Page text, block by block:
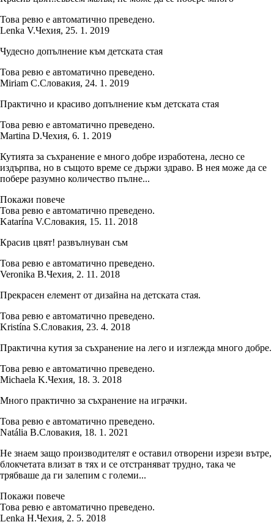
Това ревю е автоматично преведено.
Lenka V.Чехия, 25. 1. 2019
Чудесно допълнение към детската стая
Това ревю е автоматично преведено.
Miriam C.Словакия, 24. 1. 2019
Практично и красиво допълнение към детската стая
Това ревю е автоматично преведено.
Martina D.Чехия, 6. 1. 2019
Кутията за съхранение е много добре изработена, лесно се
издърпва, но в същото време се държи здраво. В нея може да се
побере разумно количество пълне...
Покажи повече
Това ревю е автоматично преведено.
Katarína V.Словакия, 15. 11. 2018
Красив цвят! развълнуван съм
Това ревю е автоматично преведено.
Veronika B.Чехия, 2. 11. 2018
Прекрасен елемент от дизайна на детската стая.
Това ревю е автоматично преведено.
Kristína S.Словакия, 23. 4. 2018
Практична кутия за съхранение на лего и изглежда много добре.
Това ревю е автоматично преведено.
Michaela K.Чехия, 18. 3. 2018
Много практично за съхранение на играчки.
Това ревю е автоматично преведено.
Natália B.Словакия, 18. 1. 2021
Не знаем защо производителят е оставил отворени изрези вътре,
блокчетата влизат в тях и се отстраняват трудно, така че
трябваше да ги залепим с големи...
Покажи повече
Това ревю е автоматично преведено.
Lenka H.Чехия, 2. 5. 2018